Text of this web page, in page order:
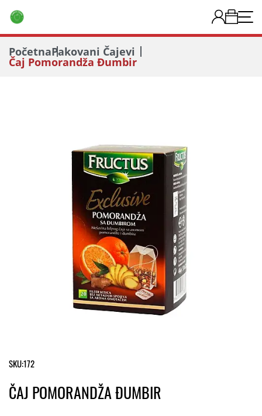
PočetnaPakovani Čajevi
Čaj Pomorandža Đumbir
SKU:172
ČAJ POMORANDŽA ĐUMBIR